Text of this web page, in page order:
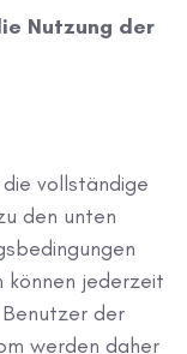
Nutzung der
vollständige
den unten
können jederzeit
der
werden daher